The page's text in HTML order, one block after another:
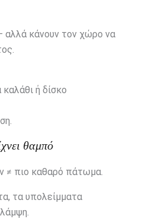
αλλά κάνουν τον χώρο να
καλάθι ή δίσκο
θαμπό
≠ πιο καθαρό πάτωμα.
τα υπολείμματα
λάμψη.